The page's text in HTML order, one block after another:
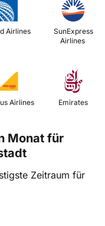
Airlines
Airlines
Emirates
Monat für
Zeitraum für